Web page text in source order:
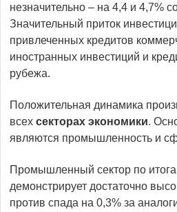
незначительно – на 4,4 и 4,7%
Значительный приток
привлеченных кредитов
иностранных инвестиций и
рубежа.
Положительная динамика
всех секторах экономики.
являются промышленность и
Промышленный сектор по
демонстрирует достаточно
против спада на 0,3% за